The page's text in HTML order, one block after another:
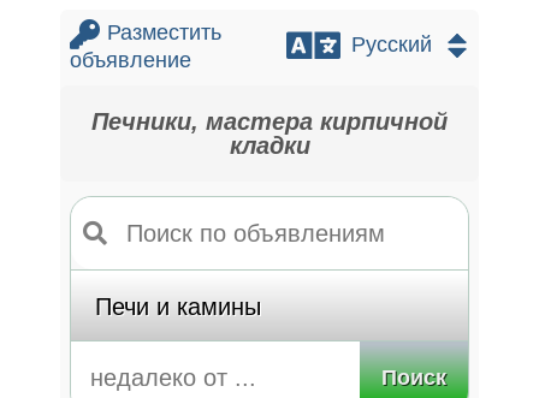
Разместить
объявление
Печники, мастера кирпичной
кладки
Поиск